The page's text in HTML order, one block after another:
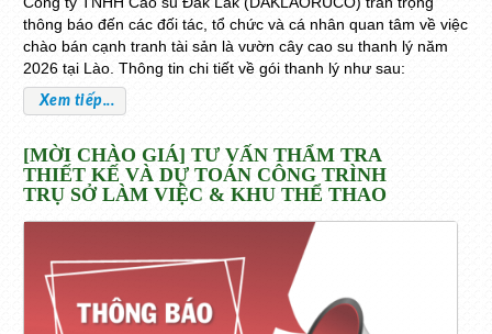
thông báo đến các đối tác, tổ chức và cá nhân quan tâm về việc
chào bán cạnh tranh tài sản là vườn cây cao su thanh lý năm
2026 tại Lào. Thông tin chi tiết về gói thanh lý như sau:
Xem tiếp...
[MỜI CHÀO GIÁ] TƯ VẤN THẨM TRA
THIẾT KẾ VÀ DỰ TOÁN CÔNG TRÌNH
TRỤ SỞ LÀM VIỆC & KHU THỂ THAO